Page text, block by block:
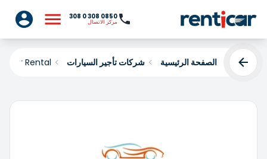
0850 308 0 308
مركز الاتصال
الصفحة الرئيسية شركات تأجير السيارات Hzr Rental